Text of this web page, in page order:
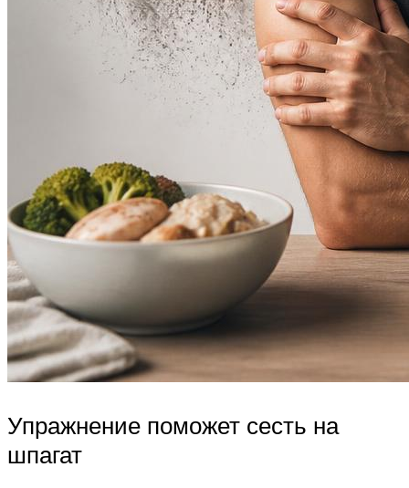
Упражнение поможет сесть на
шпагат